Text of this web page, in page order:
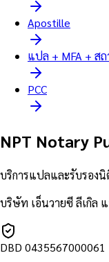
Apostille
แปล + MFA + ส
PCC
NPT Notary
บริการแปลและรับรอง
บริษัท เอ็นวายซี ลีเกิล
DBD 0435567000061